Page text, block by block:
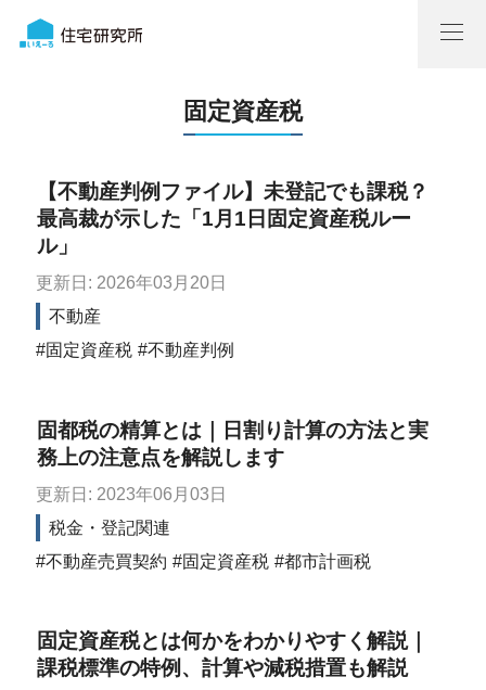
固定資産税
【不動産判例ファイル】未登記でも課税？
最高裁が示した「1月1日固定資産税ルー
ル」
更新日: 2026年03月20日
不動産
固定資産税
不動産判例
固都税の精算とは｜日割り計算の方法と実
務上の注意点を解説します
更新日: 2023年06月03日
税金・登記関連
不動産売買契約
固定資産税 都市計画税
固定資産税とは何かをわかりやすく解説｜
課税標準の特例、計算や減税措置も解説